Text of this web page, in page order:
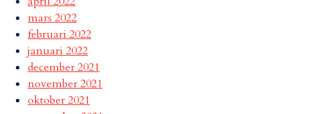
mars 2022
februari 2022
januari 2022
december 2021
november 2021
oktober 2021